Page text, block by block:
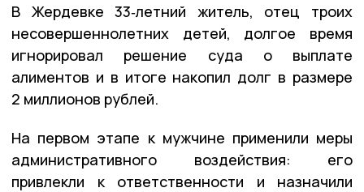
В Жердевке 33‑летний житель, отец троих
несовершеннолетних детей, долгое время
игнорировал решение суда о выплате
алиментов и в итоге накопил долг в размере
2 миллионов рублей.
На первом этапе к мужчине применили меры
административного воздействия: его
привлекли к ответственности и назначили